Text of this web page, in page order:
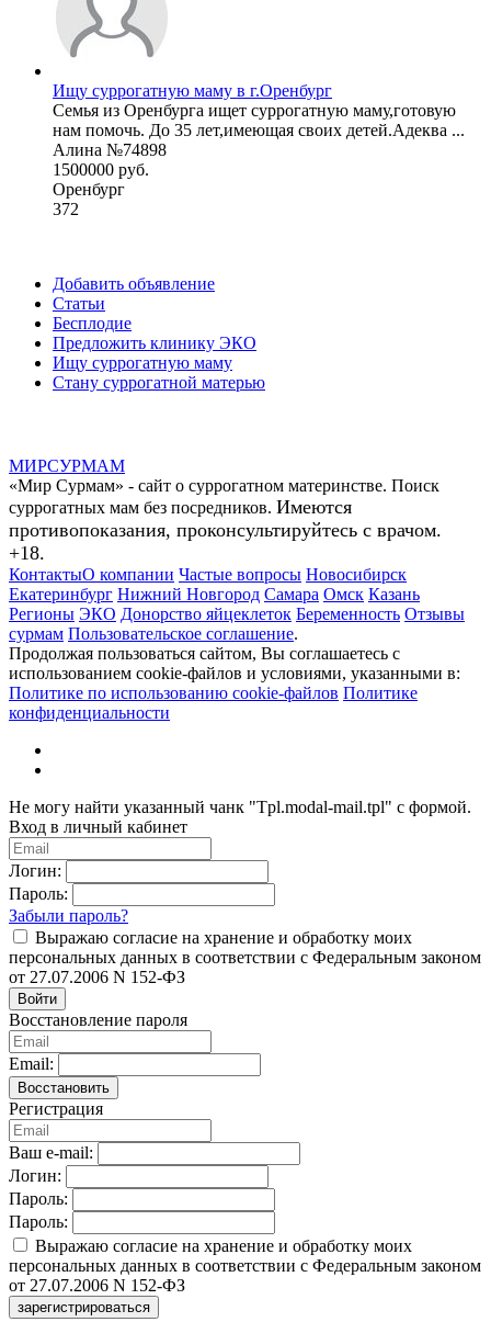
Ищу суррогатную маму в г.Оренбург
Семья из Оренбурга ищет суррогатную маму,готовую
нам помочь. До 35 лет,имеющая своих детей.Адеква ...
Алина №74898
1500000 руб.
Оренбург
372
Добавить объявление
Статьи
Бесплодие
Предложить клинику ЭКО
Ищу суррогатную маму
Стану суррогатной матерью
МИРСУРМАМ
«Мир Сурмам» - сайт о суррогатном материнстве. Поиск
суррогатных мам без посредников. Имеются
противопоказания, проконсультируйтесь с врачом.
+18.
КонтактыО компании Частые вопросы Новосибирск
Екатеринбург Нижний Новгород Самара Омск Казань
Регионы ЭКО Донорство яйцеклеток Беременность Отзывы
сурмам Пользовательское соглашение.
Продолжая пользоваться сайтом, Вы соглашаетесь с
использованием cookie-файлов и условиями, указанными в:
Политике по использованию cookie-файлов Политике
конфиденциальности
Не могу найти указанный чанк "Tpl.modal-mail.tpl" с формой.
Вход в личный кабинет
Логин:
Пароль:
Забыли пароль?
Выражаю согласие на хранение и обработку моих
персональных данных в соответствии с Федеральным законом
от 27.07.2006 N 152-ФЗ
Войти
Восстановление пароля
Email:
Восстановить
Регистрация
Ваш e-mail:
Логин:
Пароль:
Пароль:
Выражаю согласие на хранение и обработку моих
персональных данных в соответствии с Федеральным законом
от 27.07.2006 N 152-ФЗ
зарегистрироваться